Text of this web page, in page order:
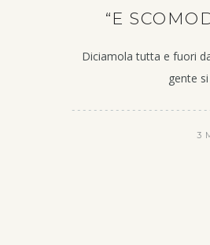
“E
Diciamola tutta e fuori
gente
3